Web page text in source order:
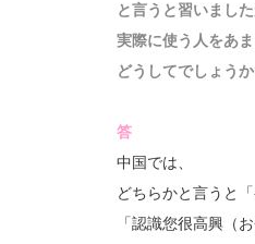
と言うと習いました
実際に使う人をあま
どうしてでしょう
答
中国では、
どちらかと言うと
「認識您很高興（